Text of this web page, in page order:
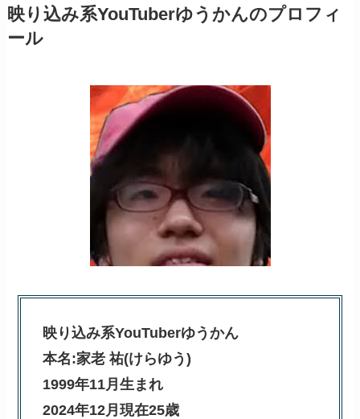
映り込み系YouTuberゆうかんのプロフィ
ール
映り込み系YouTuberゆうかん
本名:家老 祐(けらゆう)
1999年11月生まれ
2024年12月現在25歳